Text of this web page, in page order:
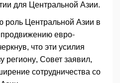
для Центральной Азии.
роль Центральной Азии в
продвижению евро-
что эти усилия
региону, Совет заявил,
сотрудничества со